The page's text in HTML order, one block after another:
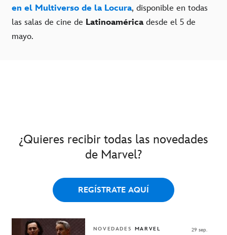
en el Multiverso de la Locura, disponible en todas
las salas de cine de Latinoaméricadesde el 5 de
mayo.
¿Quieres recibir todas las novedades
de Marvel?
REGÍSTRATE AQUÍ
NOVEDADES MARVEL 29 sep.